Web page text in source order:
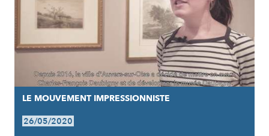
LE MOUVEMENT IMPRESSIONNISTE
26/05/2020